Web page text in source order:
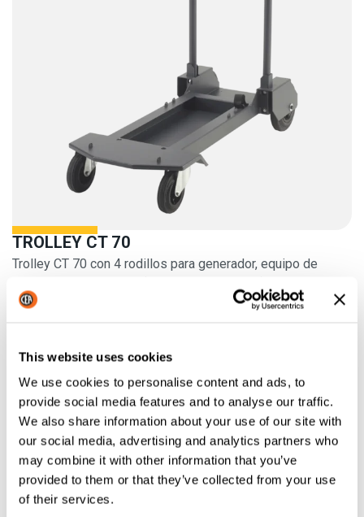
This website uses cookies
We use cookies to personalise content and ads, to
provide social media features and to analyse our traffic.
We also share information about your use of our site with
our social media, advertising and analytics partners who
may combine it with other information that you’ve
provided to them or that they’ve collected from your use
of their services.
TROLLEY CT 70
Trolley CT 70 con 4 rodillos para generador, equipo de